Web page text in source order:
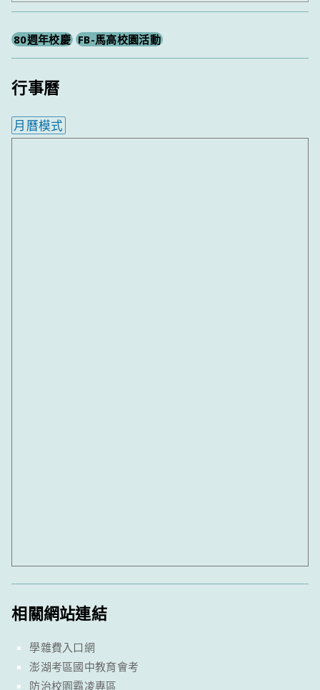
尋
80週年校慶 FB-馬高校園活動
行事曆
月曆模式
相關網站連結
學雜費入口網
澎湖考區國中教育會考
防治校園霸凌專區